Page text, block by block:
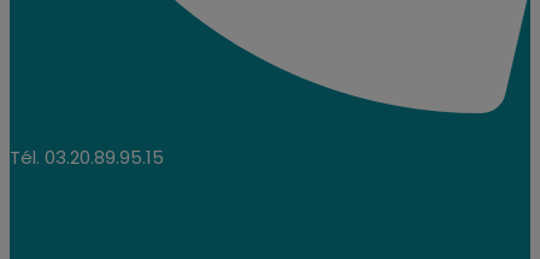
Tél. 03.20.89.95.15